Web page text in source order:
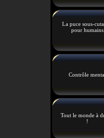
La puce sous-
pour humains
Contrôle
Tout le monde à
!